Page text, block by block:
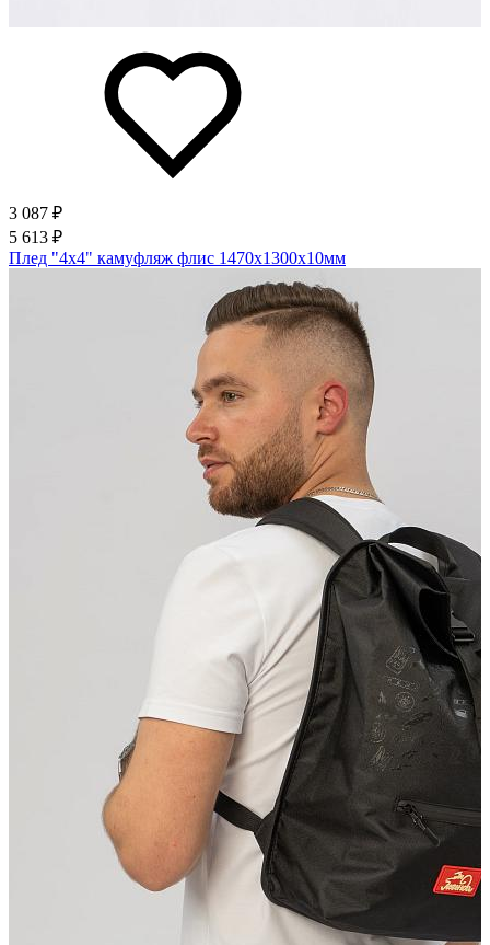
3 087 ₽
5 613 ₽
Плед "4х4" камуфляж флис 1470х1300х10мм